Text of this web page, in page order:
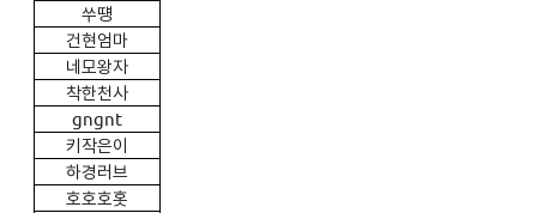
쑤떙
건현엄마
네모왕자
착한천사
gngnt
키작은이
하경러브
호호호홋